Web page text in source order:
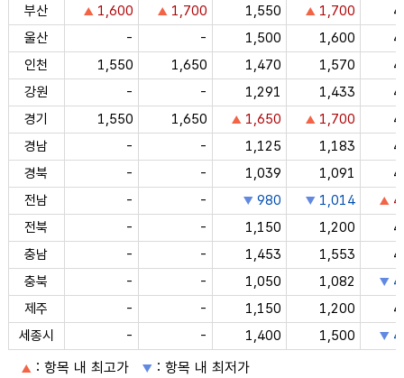
부산
1,600 1,700 1,550 1,700
울산
- - 1,500 1,600
인천
1,550 1,650 1,470 1,570
강원
- - 1,291 1,433
경기
1,550 1,650 1,650 1,700
경남
- - 1,125 1,183
경북
- - 1,039 1,091
전남
- - 980 1,014
전북
- - 1,150 1,200
충남
- - 1,453 1,553
충북
- - 1,050 1,082
제주
- - 1,150 1,200
세종시
- - 1,400 1,500
: 항목 내 최고가 : 항목 내 최저가